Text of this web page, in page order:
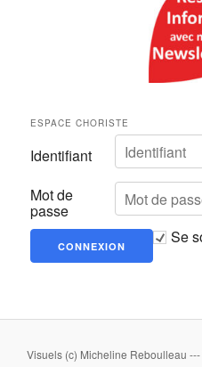
ESPACE CHORISTE
Identifiant
Mot de
passe
Se
Visuels (c) Micheline Reboulleau